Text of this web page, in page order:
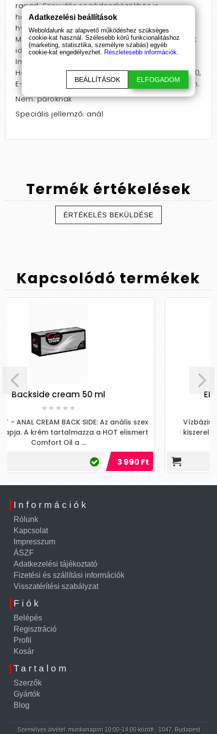
ragad. Szexuális segédeszközökhöz is
használható. Összetevők: glycerin, víz,
hydroxyethylcellulose, sodium methylparaben.
Minőségt megőrzi a csomagoláson feltüntetett
időpontig. Gyeremekektől elzárva tartandó!
Importálja és forgalmazza: Debra Net Kft. 4123,
Hencida Konyári út 038/2, Tel.: +36-30-619-77-60,
E-mail: info@debranet.com, www.debranet.com.
Nem: pároknak
Speciális jellemző: anál
Termék értékelések
ÉRTÉKELÉS BEKÜLDÉSE
Kapcsolódó termékek
50 ml
SIDE: Az anális szex
a HOT elismert
EROS 2in1 anal
Vízbázisú síkosító anális
kiszerelésben. Az Eros
Információk
Rólunk
Kapcsolat
Impresszum
ÁSZF
Adatkezelési tájékoztató
Fizetési és szállítási információk
Visszatérítési szabályzat
Fiók
Belépés
Regisztráció
Profil
Kosár
Tartalom
Szerzők
Gyártók
Blog
Személyes átvétel: munkanapon 10:00-14:00 között · 1047, Budapest
Adatkezelési beállítások
Weboldalunk az alapvető működéshez szükséges
cookie-kat használ. Szélesebb körű funkcionalitáshoz
(marketing, statisztika, személyre szabás) egyéb
cookie-kat engedélyezhet. Részletesebb információk.
BEÁLLÍTÁSOK ELFOGADOM